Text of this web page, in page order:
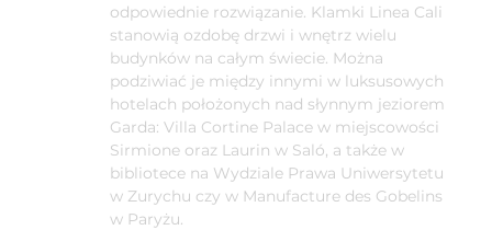
odpowiednie rozwiązanie. Klamki Linea Cali
stanowią ozdobę drzwi i wnętrz wielu
budynków na całym świecie. Można
podziwiać je między innymi w luksusowych
hotelach położonych nad słynnym jeziorem
Garda: Villa Cortine Palace w miejscowości
Sirmione oraz Laurin w Saló, a także w
bibliotece na Wydziale Prawa Uniwersytetu
w Zurychu czy w Manufacture des Gobelins
w Paryżu.